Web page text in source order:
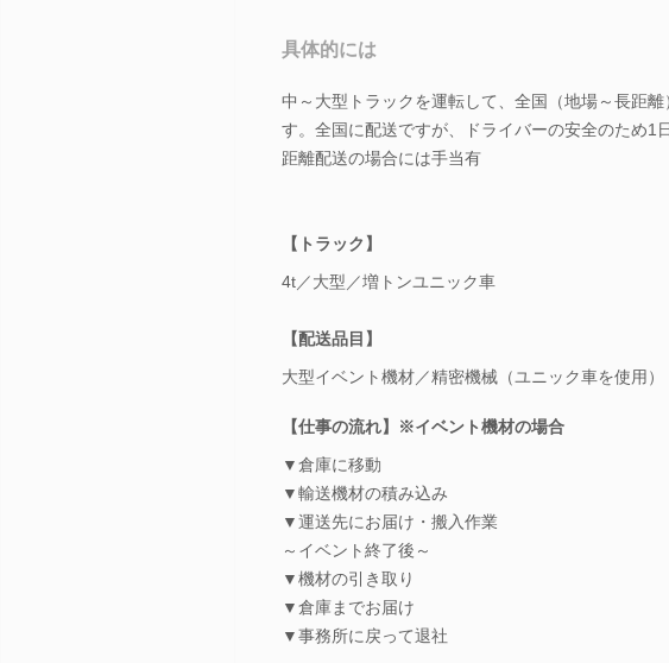
具体的には
中～大型トラックを運転して、全国（地場～長距
す。全国に配送ですが、ドライバーの安全のため
距離配送の場合には手当有
【トラック】
4t／大型／増トンユニック車
【配送品目】
大型イベント機材／精密機械（ユニック車を使用）
【仕事の流れ】※イベント機材の場合
▼倉庫に移動
▼輸送機材の積み込み
▼運送先にお届け・搬入作業
～イベント終了後～
▼機材の引き取り
▼倉庫までお届け
▼事務所に戻って退社